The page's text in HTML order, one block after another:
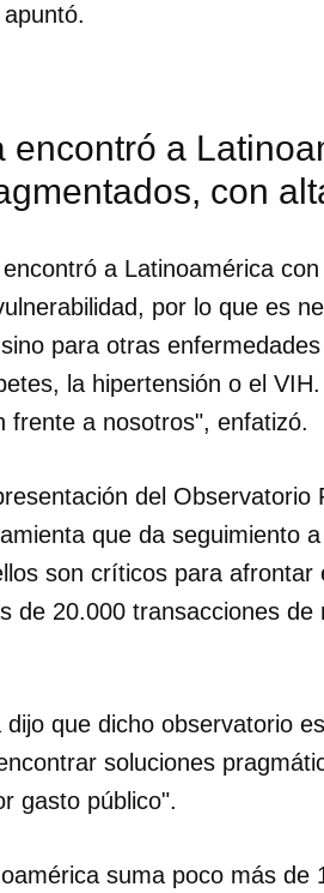
favorito
guardar como favorito, primero has
INICIAR
encontró a
con
a Latinoamérica
por lo que es
para otras
la hipertensión o el
frente a nosotros", enfatizó.
del Observatorio
que da seguimiento
son críticos para afrontar
de 20.000 transacciones
que dicho observatorio
soluciones
gasto público".
suma poco más de